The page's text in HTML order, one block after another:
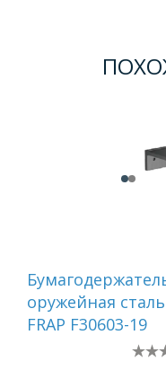
оружейная сталь
FRAP F30603-19